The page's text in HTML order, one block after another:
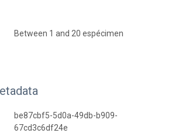
Between 1 and 20 espécimen
be87cbf5-5d0a-49db-b909-
67cd3c6df24e